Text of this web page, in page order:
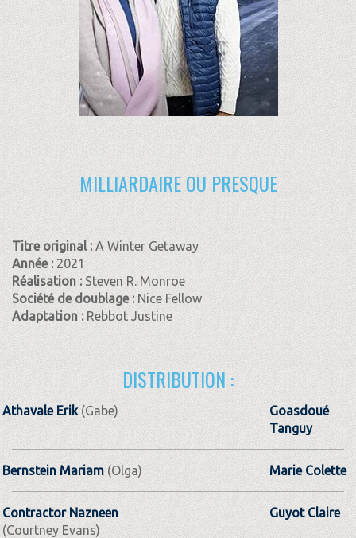
MILLIARDAIRE OU PRESQUE
Titre original :A Winter Getaway
Année : 2021
Réalisation :Steven R. Monroe
Société de doublage :Nice Fellow
Adaptation :Rebbot Justine
DISTRIBUTION :
Athavale Erik(Gabe)
Goasdoué
Tanguy
Bernstein Mariam(Olga) Marie Colette
Contractor Nazneen
(Courtney Evans)
Guyot Claire